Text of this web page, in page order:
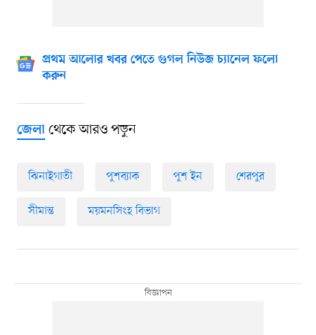
প্রথম আলোর খবর পেতে গুগল নিউজ চ্যানেল ফলো
করুন
জেলাথেকে আরও পড়ুন
ঝিনাইগাতী পুশব্যাক পুশ ইন শেরপুর
সীমান্ত ময়মনসিংহ বিভাগ